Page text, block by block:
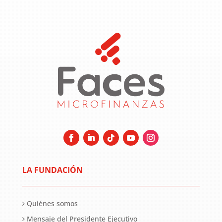
LA FUNDACIÓN
Quiénes somos
Mensaje del Presidente Ejecutivo